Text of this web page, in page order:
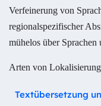
Verfeinerung von
regionalspezifischer
mühelos über
Arten von
Textübersetzung